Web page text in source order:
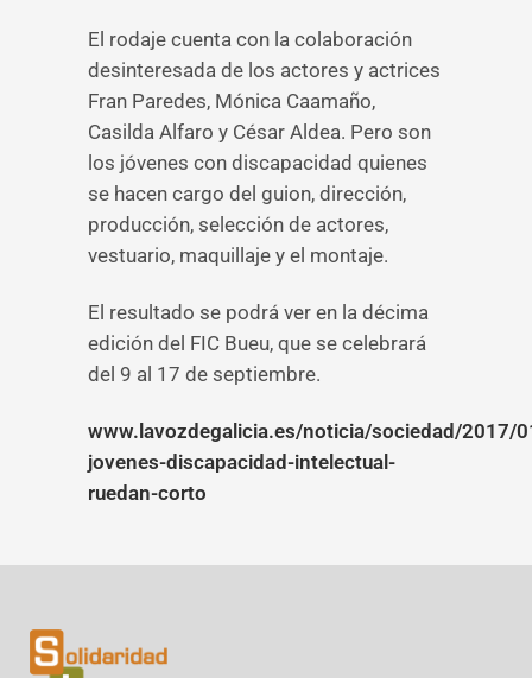
El rodaje cuenta con la colaboración
desinteresada de los actores y actrices
Fran Paredes, Mónica Caamaño,
Casilda Alfaro y César Aldea. Pero son
los jóvenes con discapacidad quienes
se hacen cargo del guion, dirección,
producción, selección de actores,
vestuario, maquillaje y el montaje.
El resultado se podrá ver en la décima
edición del FIC Bueu, que se celebrará
del 9 al 17 de septiembre.
www.lavozdegalicia.es/noticia/sociedad/2017/
jovenes-discapacidad-intelectual-
ruedan-corto